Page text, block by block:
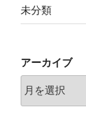
未分類
アーカイブ
ア